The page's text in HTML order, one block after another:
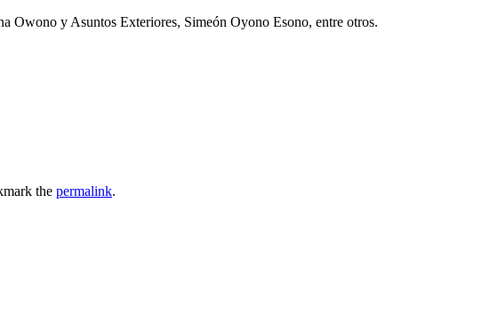
Owono y Asuntos Exteriores, Simeón Oyono Esono, entre otros.
the permalink.